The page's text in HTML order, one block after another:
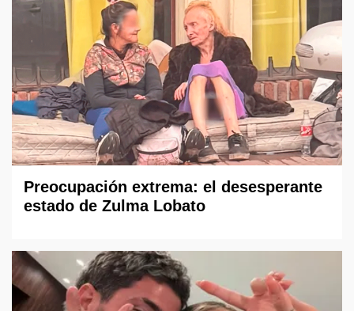
Preocupación extrema: el desesperante
estado de Zulma Lobato